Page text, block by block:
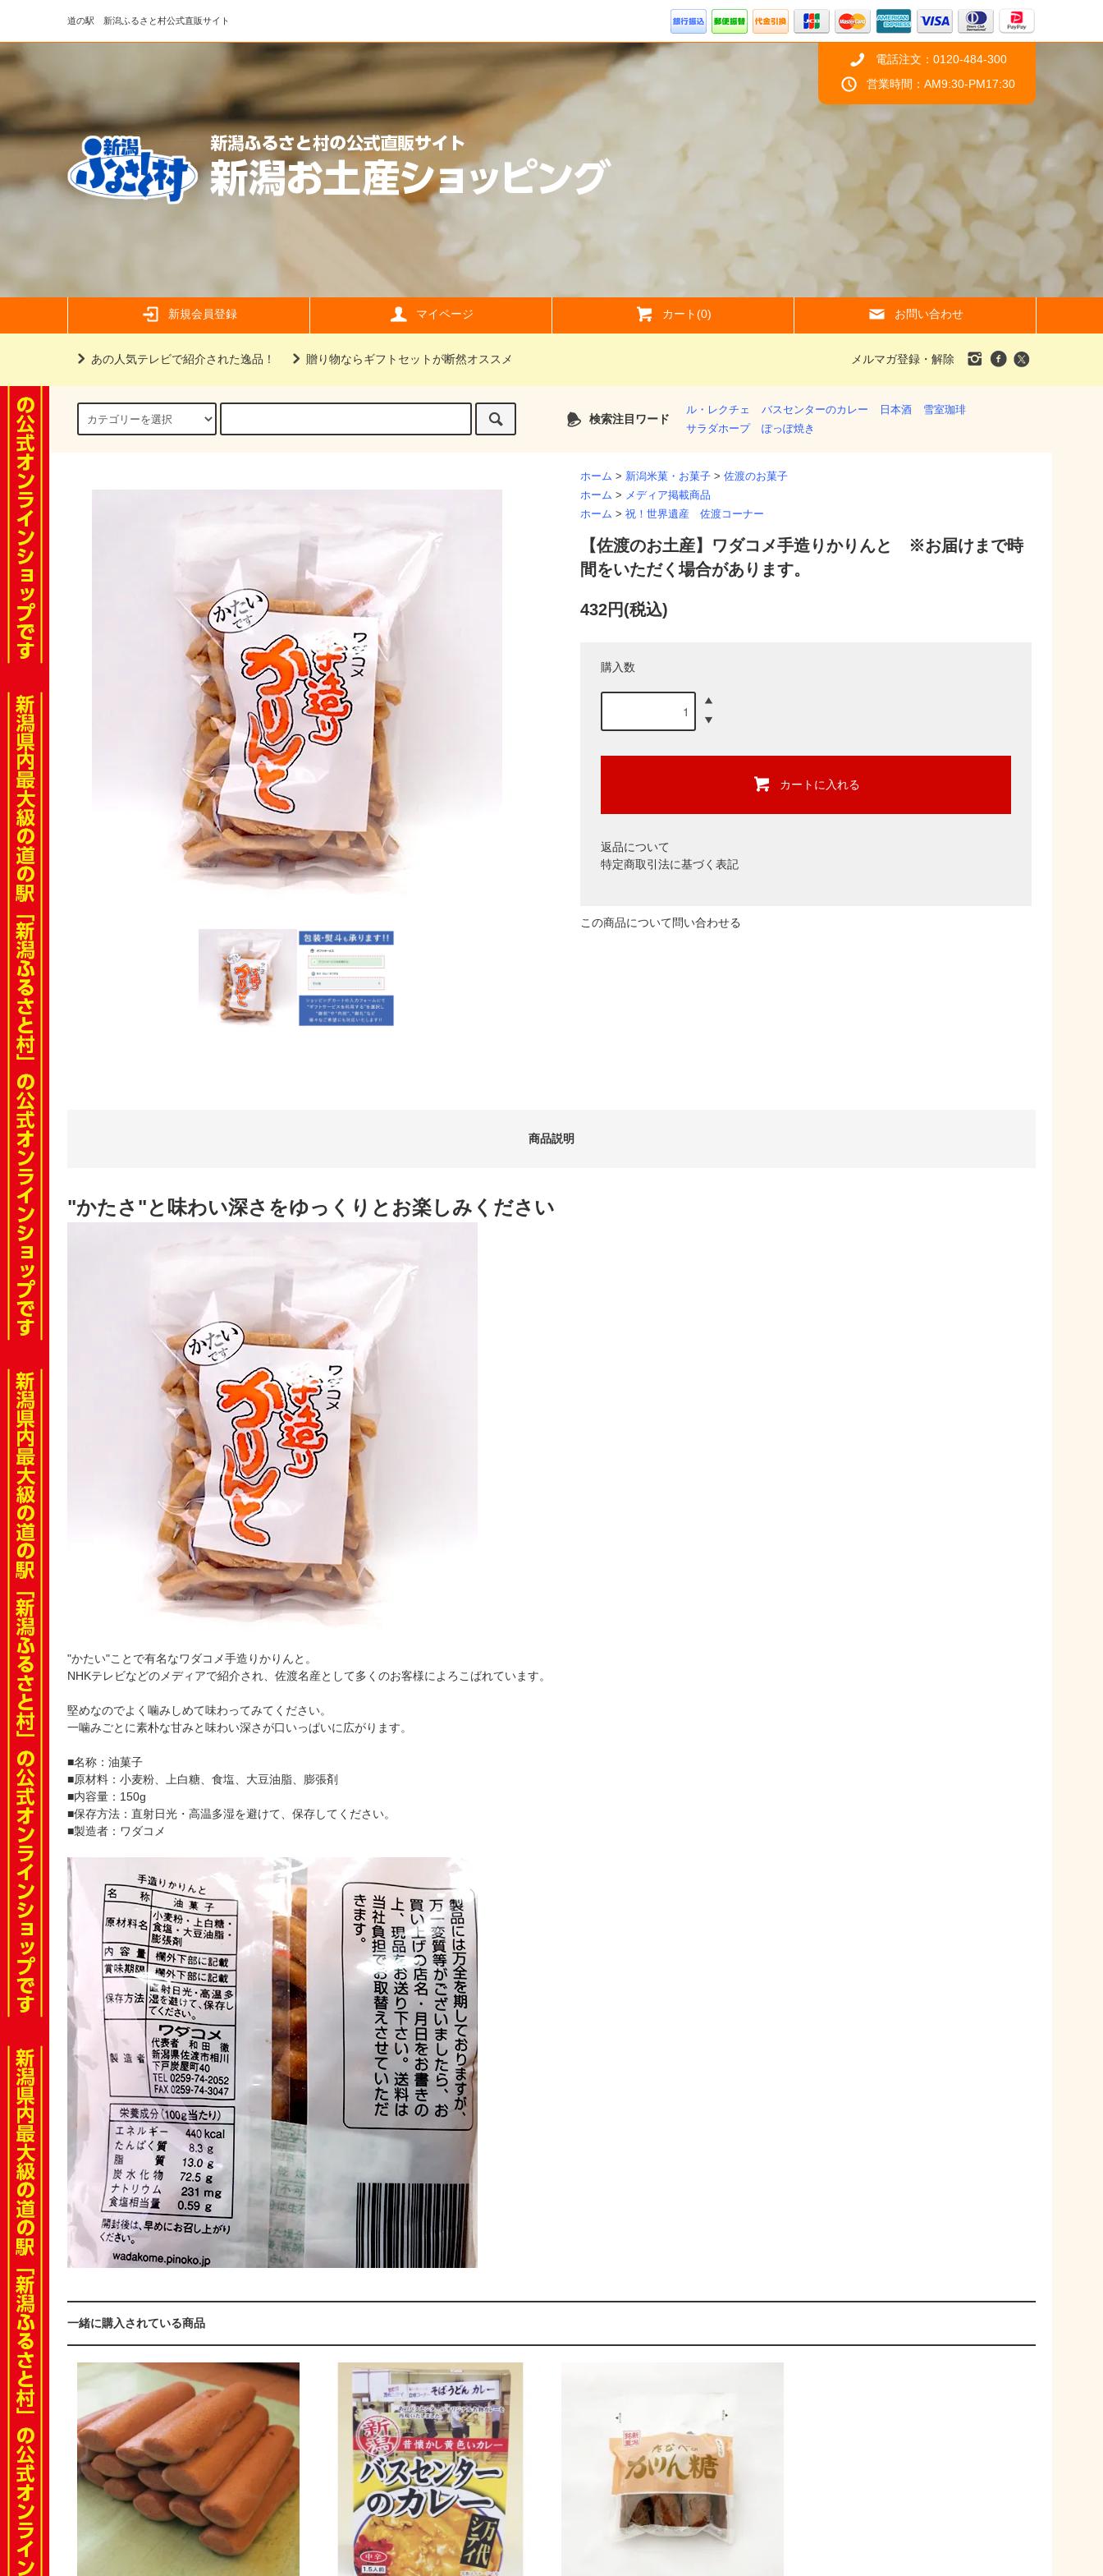
道の駅 新潟ふるさと村公式直販サイト
電話注文：0120-484-300
営業時間：AM9:30-PM17:30
新規会員登録 マイページ カート(0) お問い合わせ
あの人気テレビで紹介された逸品！ 贈り物ならギフトセットが断然オススメ メルマガ登録・解除
検索注目ワード
ル・レクチェ バスセンターのカレー 日本酒
雪室珈琲
サラダホープ
ぽっぽ焼き
ホーム > 新潟米菓・お菓子 > 佐渡のお菓子
ホーム > メディア掲載商品
ホーム > 祝！世界遺産 佐渡コーナー
【佐渡のお土産】ワダコメ手造りかりんと ※お届けまで時
間をいただく場合があります。
432円(税込)
購入数
カートに入れる
返品について
特定商取引法に基づく表記
この商品について問い合わせる
商品説明
"かたさ"と味わい深さをゆっくりとお楽しみください
"かたい"ことで有名なワダコメ手造りかりんと。
NHKテレビなどのメディアで紹介され、佐渡名産として多くのお客様によろこばれています。
堅めなのでよく噛みしめて味わってみてください。
一噛みごとに素朴な甘みと味わい深さが口いっぱいに広がります。
■名称：油菓子
■原材料：小麦粉、上白糖、食塩、大豆油脂、膨張剤
■内容量：150g
■保存方法：直射日光・高温多湿を避けて、保存してください。
■製造者：ワダコメ
一緒に購入されている商品